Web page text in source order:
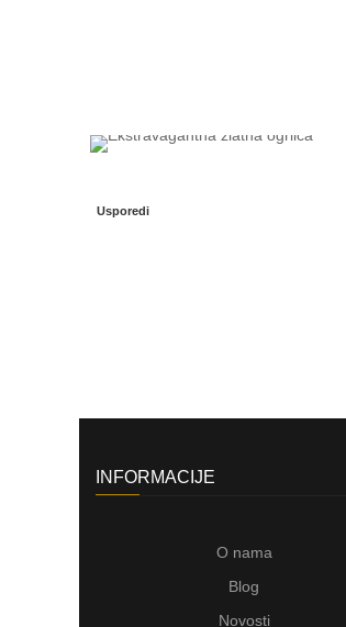
Usporedi
INFORMACIJE
O nama
Blog
Novosti